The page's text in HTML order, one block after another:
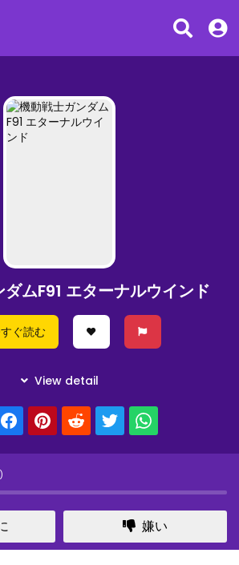
ムF91 エターナルウインド
ぐ読む
嫌い